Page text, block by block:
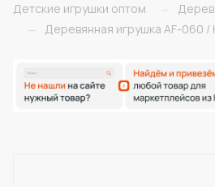
Детские игрушки оптом
—
—
Деревянная игрушка AF-060 /